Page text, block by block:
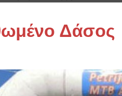
Δάσος